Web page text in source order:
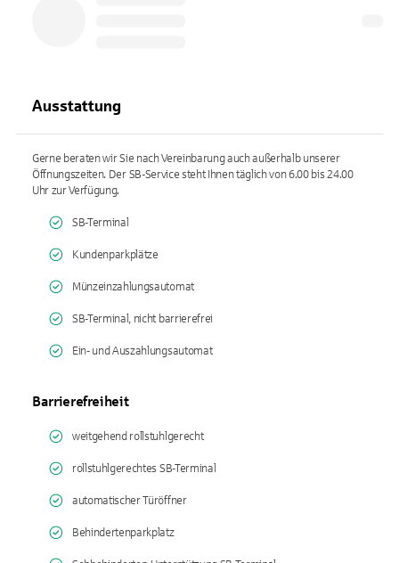
Ausstattung
Gerne beraten wir Sie nach Vereinbarung auch außerhalb unserer
Öffnungszeiten. Der SB-Service steht Ihnen täglich von 6.00 bis 24.00
Uhr zur Verfügung.
SB-Terminal
Kundenparkplätze
Münzeinzahlungsautomat
SB-Terminal, nicht barrierefrei
Ein- und Auszahlungsautomat
Barrierefreiheit
weitgehend rollstuhlgerecht
rollstuhlgerechtes SB-Terminal
automatischer Türöffner
Behindertenparkplatz